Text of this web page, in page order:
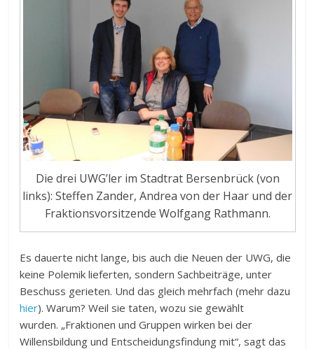
Die drei UWG’ler im Stadtrat Bersenbrück (von
links): Steffen Zander, Andrea von der Haar und der
Fraktionsvorsitzende Wolfgang Rathmann.
Es dauerte nicht lange, bis auch die Neuen der UWG, die
keine Polemik lieferten, sondern Sachbeiträge, unter
Beschuss gerieten. Und das gleich mehrfach (mehr dazu
hier). Warum? Weil sie taten, wozu sie gewählt
wurden. „Fraktionen und Gruppen wirken bei der
Willensbildung und Entscheidungsfindung mit“, sagt das